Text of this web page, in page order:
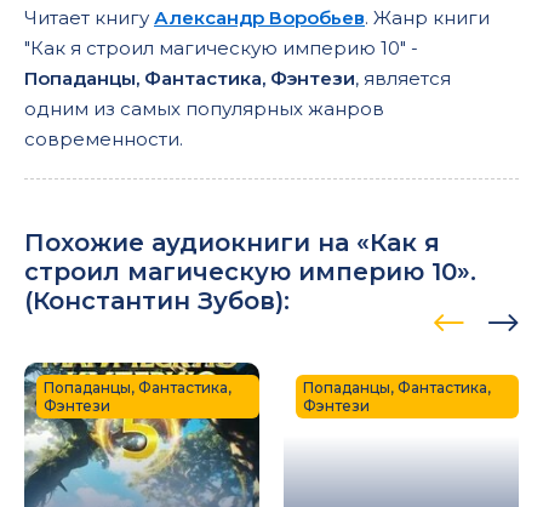
Читает книгу Александр Воробьев. Жанр книги
"Как я строил магическую империю 10" -
Попаданцы, Фантастика, Фэнтези, является
одним из самых популярных жанров
современности.
Похожие аудиокниги на «Как я
строил магическую империю 10».
(Константин Зубов):
Попаданцы, Фантастика,
Фэнтези
Попаданцы, Фантастика,
Фэнтези